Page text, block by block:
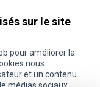
sur le site
pour améliorer la
nous
et un contenu